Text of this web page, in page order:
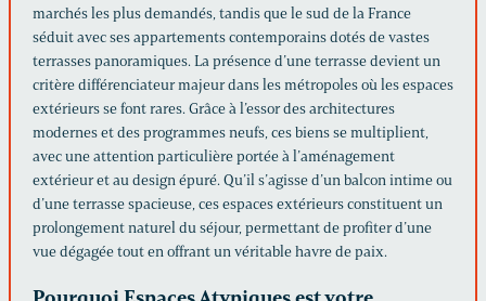
marchés les plus demandés, tandis que le sud de la France
séduit avec ses appartements contemporains dotés de vastes
terrasses panoramiques. La présence d’une terrasse devient un
critère différenciateur majeur dans les métropoles où les espaces
extérieurs se font rares. Grâce à l’essor des architectures
modernes et des programmes neufs, ces biens se multiplient,
avec une attention particulière portée à l’aménagement
extérieur et au design épuré. Qu’il s’agisse d’un balcon intime ou
d’une terrasse spacieuse, ces espaces extérieurs constituent un
prolongement naturel du séjour, permettant de profiter d’une
vue dégagée tout en offrant un véritable havre de paix.